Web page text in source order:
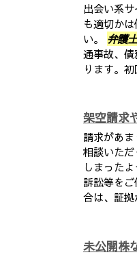
出会い系
も適切か
い。 弁護士
通事故、
ります。
架空請求
請求があ
相談いた
しまったよ
訴訟等を
合は、証
未公開株